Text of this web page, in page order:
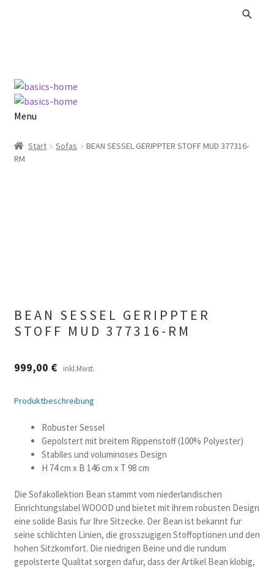
Zur
Navigation
springen
Zum
Inhalt
springen
Menu
Alle Produkte
Start Sofas
BEAN SESSEL GERIPPTER STOFF MUD 377316-
RM
BEAN SESSEL GERIPPTER
STOFF MUD 377316-RM
999,00 € inkl.Mwst.
Produktbeschreibung
Robuster Sessel
Gepolstert mit breitem Rippenstoff (100% Polyester)
Stabiles und voluminoses Design
H 74 cm x B 146 cm x T 98 cm
Die Sofakollektion Bean stammt vom niederlandischen
Einrichtungslabel WOOOD und bietet mit ihrem robusten Design
eine solide Basis fur Ihre Sitzecke. Der Bean ist bekannt fur
seine schlichten Linien, die grosszugigen Stoffoptionen und den
hohen Sitzkomfort. Die niedrigen Beine und die rundum
gepolsterte Qualitat sorgen dafur, dass der Artikel Bean klobig,